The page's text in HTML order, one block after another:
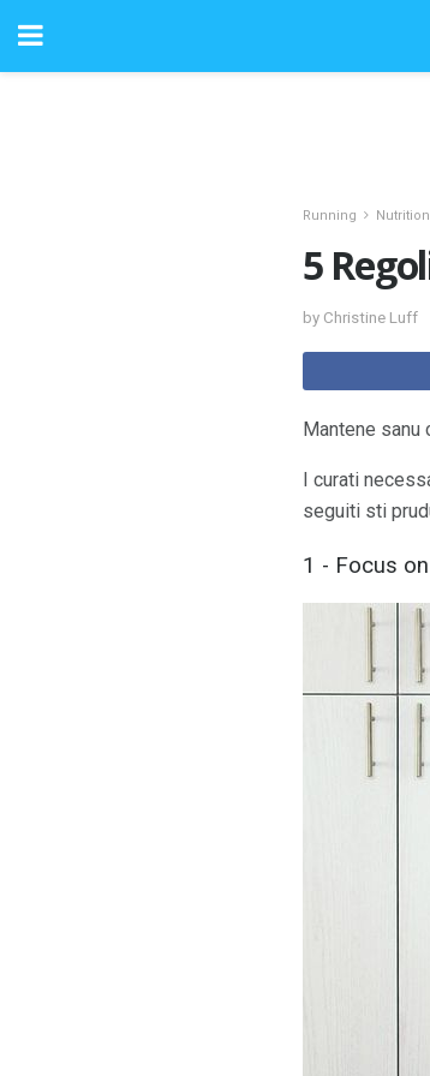
Running
5
by Christine Luff
Mantene sanu
I curati
seguiti sti
1 - Focus